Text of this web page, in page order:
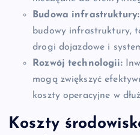
Budowa infrastruktury:
budowy infrastruktury,
drogi dojazdowe i
Rozwój technologii:
mogą zwiększyć
koszty operacyjne w
Koszty